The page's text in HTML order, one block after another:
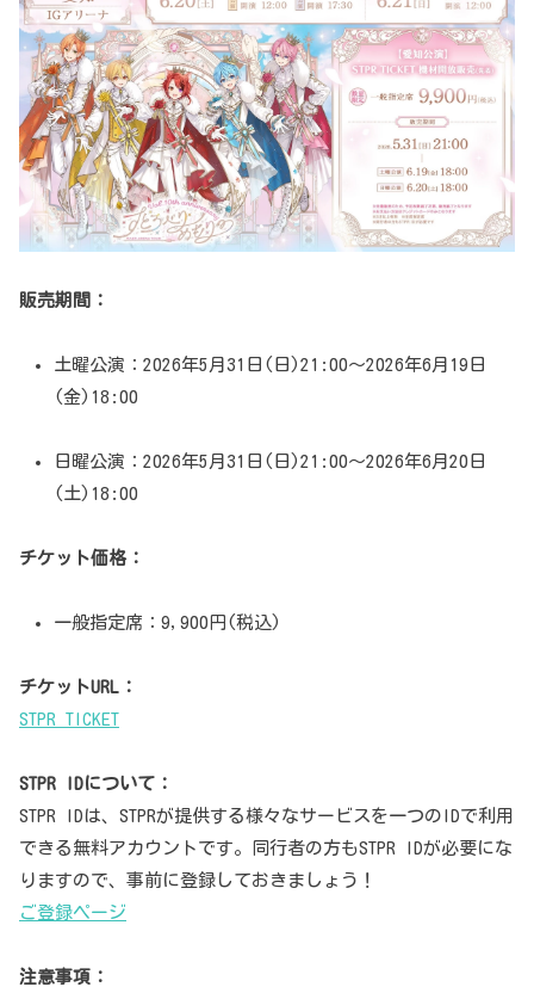
販売期間：
土曜公演：2026年5月31日(日)21:00～2026年6月19日
(金)18:00
日曜公演：2026年5月31日(日)21:00～2026年6月20日
(土)18:00
チケット価格：
一般指定席：9,900円(税込)
チケットURL：
STPR TICKET
STPR IDについて：
STPR IDは、STPRが提供する様々なサービスを一つのIDで利用
できる無料アカウントです。同行者の方もSTPR IDが必要にな
りますので、事前に登録しておきましょう！
ご登録ページ
注意事項：